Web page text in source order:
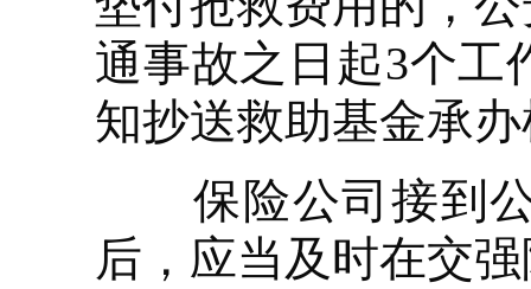
通事故之日起3个工
知抄送救助基金承
保险公司接到公
后，应当及时在交